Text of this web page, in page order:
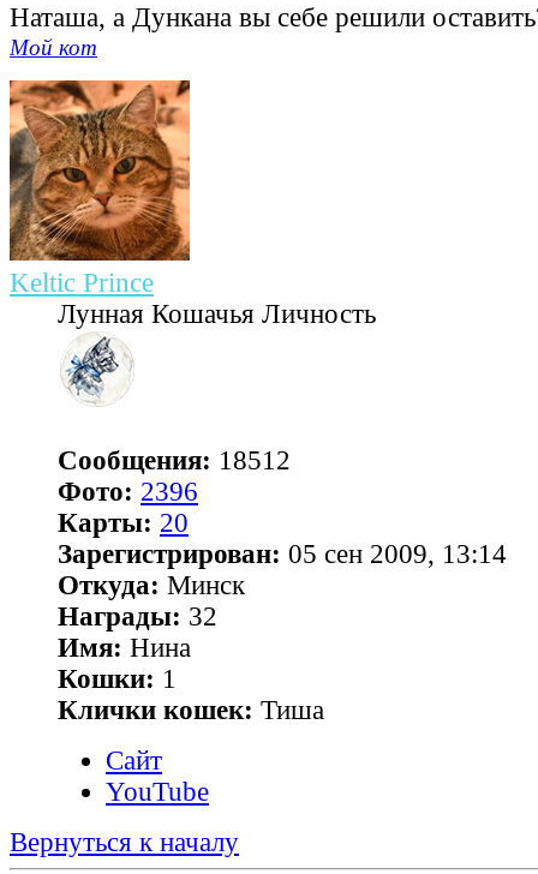
Наташа, а Дункана вы себе решили
Мой кот
Keltic Prince
Лунная Кошачья Личность
Сообщения: 18512
Фото: 2396
Карты: 20
Зарегистрирован: 05 сен 2009, 13:14
Откуда: Минск
Награды: 32
Имя: Нина
Кошки: 1
Клички кошек: Тиша
Сайт
YouTube
Вернуться к началу